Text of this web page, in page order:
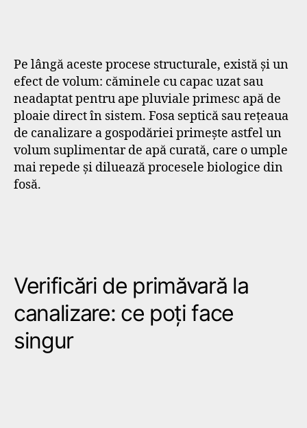
Pe lângă aceste procese structurale, există și un
efect de volum: căminele cu capac uzat sau
neadaptat pentru ape pluviale primesc apă de
ploaie direct în sistem. Fosa septică sau rețeaua
de canalizare a gospodăriei primește astfel un
volum suplimentar de apă curată, care o umple
mai repede și diluează procesele biologice din
fosă.
Verificări de primăvară la
canalizare: ce poți face
singur